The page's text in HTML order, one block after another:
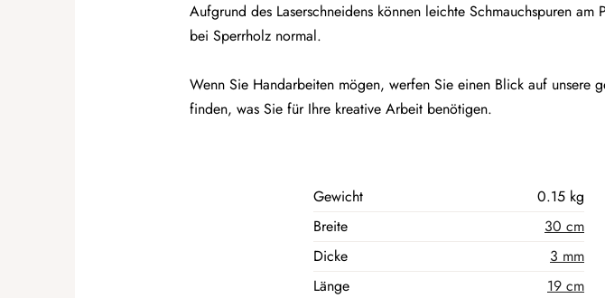
Aufgrund des Laserschneidens können leichte Schmauchspuren
bei Sperrholz normal.
Wenn Sie Handarbeiten mögen, werfen Sie einen Blick auf unsere
finden, was Sie für Ihre kreative Arbeit benötigen.
Gewicht
0.15 kg
Breite
30 cm
Dicke
3 mm
Länge
19 cm